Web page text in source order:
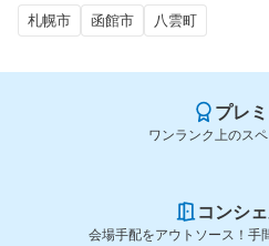
札幌市 函館市 八雲町
プレ
ワンランク上のス
コンシ
会場手配をアウトソース！手